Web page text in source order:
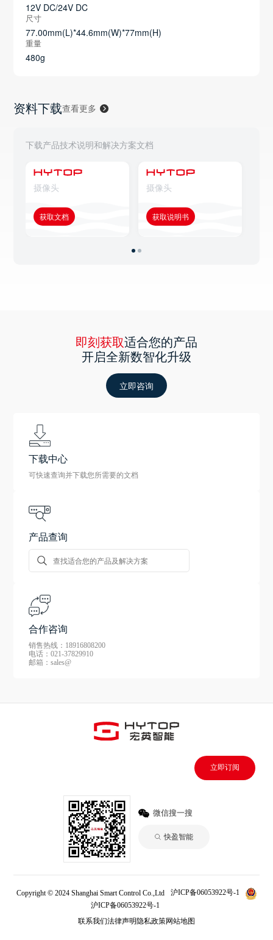
12V DC/24V DC
尺寸
77.00mm(L)*44.6mm(W)*77mm(H)
重量
480g
资料下载查看更多
下载产品技术说明和解决方案文档
摄像头
获取文档
摄像头
获取说明书
即刻获取适合您的产品
开启全新数智化升级
立即咨询
下载中心
可快速查询并下载您所需要的文档
产品查询
合作咨询
销售热线：18916808200
电话：021-37829910
邮箱：sales@
立即订阅
微信搜一搜
快盈智能
Copyright © 2024 Shanghai Smart Control Co.,Ltd
沪ICP备06053922号-1
沪ICP备06053922号-1
联系我们法律声明隐私政策网站地图